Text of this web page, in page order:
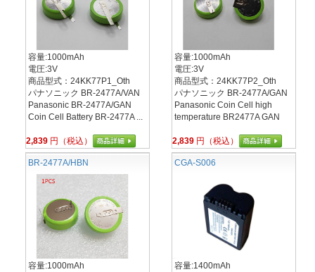
容量:1000mAh
電圧:3V
商品型式：24KK77P1_Oth
パナソニック BR-2477A/VAN
Panasonic BR-2477A/GAN
Coin Cell Battery BR-2477A ...
2,839 円（税込）
容量:1000mAh
電圧:3V
商品型式：24KK77P2_Oth
パナソニック BR-2477A/GAN
Panasonic Coin Cell high
temperature BR2477A GAN
2,839 円（税込）
BR-2477A/HBN
容量:1000mAh
CGA-S006
容量:1400mAh